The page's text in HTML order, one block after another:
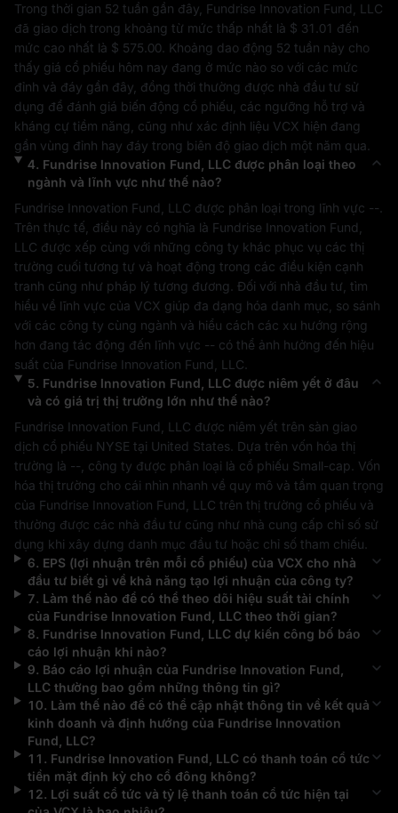
Trong thời gian 52 tuần gần đây, Fundrise Innovation Fund, LLC
đã giao dịch trong khoảng từ mức thấp nhất là $ 31.01 đến
mức cao nhất là $ 575.00 . Khoảng dao động 52 tuần này cho
thấy giá cổ phiếu hôm nay đang ở mức nào so với các mức
đỉnh và đáy gần đây, đồng thời thường được nhà đầu tư sử
dụng để đánh giá biến động cổ phiếu, các ngưỡng hỗ trợ và
kháng cự tiềm năng, cũng như xác định liệu VCX hiện đang
gần vùng đỉnh hay đáy trong biên độ giao dịch một năm qua.
4. Fundrise Innovation Fund, LLCđược phân loại theo
ngành và lĩnh vực như thế nào?
Fundrise Innovation Fund, LLC được phân loại trong lĩnh vực --
Trên thực tế, điều này có nghĩa là Fundrise Innovation Fund,
LLC được xếp cùng với những công ty khác phục vụ các thị
trường cuối tương tự và hoạt động trong các điều kiện cạnh
tranh cũng như pháp lý tương đương. Đối với nhà đầu tư, tìm
hiểu về lĩnh vực của VCX giúp đa dạng hóa danh mục, so sánh
với các công ty cùng ngành và hiểu cách các xu hướng rộng
hơn đang tác động đến lĩnh vực -- có thể ảnh hưởng đến hiệu
suất của Fundrise Innovation Fund, LLC
5. Fundrise Innovation Fund, LLCđược niêm yết ở đâu
và có giá trị thị trường lớn như thế nào?
Fundrise Innovation Fund, LLC được niêm yết trên sàn giao
dịch cổ phiếu NYSE tại United States . Dựa trên vốn hóa thị
trường là -- , công ty được phân loại là cổ phiếu Small-cap . Vốn
hóa thị trường cho cái nhìn nhanh về quy mô và tầm quan trọng
của Fundrise Innovation Fund, LLC trên thị trường cổ phiếu và
thường được các nhà đầu tư cũng như nhà cung cấp chỉ số sử
dụng khi xây dựng danh mục đầu tư hoặc chỉ số tham chiếu.
6. EPS (lợi nhuận trên mỗi cổ phiếu) của VCX cho nhà
đầu tư biết gì về khả năng tạo lợi nhuận của công ty?
7. Làm thế nào để có thể theo dõi hiệu suất tài chính
của Fundrise Innovation Fund, LLCtheo thời gian?
8. Fundrise Innovation Fund, LLCdự kiến công bố báo
cáo lợi nhuận khi nào?
9. Báo cáo lợi nhuận của Fundrise Innovation Fund,
LLCthường bao gồm những thông tin gì?
10. Làm thế nào để có thể cập nhật thông tin về kết quả
kinh doanh và định hướng của Fundrise Innovation
Fund, LLC?
11 . Fundrise Innovation Fund, LLCcó thanh toán cổ tức
tiền mặt định kỳ cho cổ đông không?
12. Lợi suất cổ tức và tỷ lệ thanh toán cổ tức hiện tại